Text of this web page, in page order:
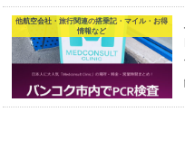
他航空会社・旅行関連の搭乗記・マイル・お得
情報など